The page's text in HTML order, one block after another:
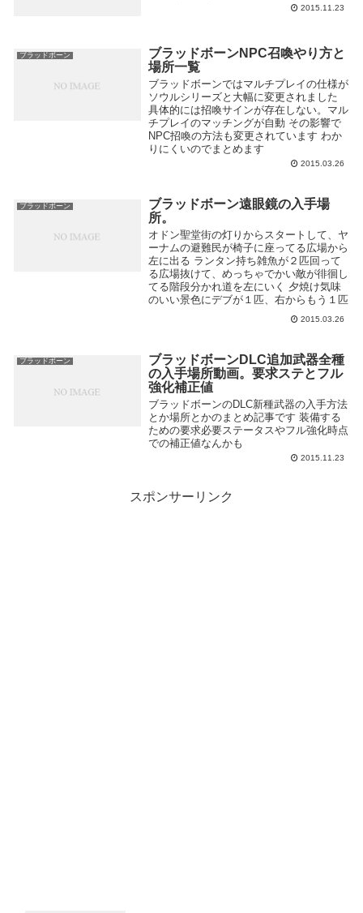
2015.11.23
ブラッドボーン
ブラッドボーンNPC召喚やり方と
場所一覧
ブラッドボーンではマルチプレイの仕様が
ソウルシリーズと大幅に変更されました
具体的には招喚サインが存在しない。マル
チプレイのマッチングが自動 その影響で
NPC招喚の方法も変更されています わか
りにくいのでまとめます
2015.03.26
ブラッドボーン
ブラッドボーン遠眼鏡の入手場
所。
オドン聖堂街の灯りからスタートして、ヤ
ーナムの避難民が椅子に座ってる広場から
左に出る ランタン持ち雑魚が２匹回って
る広場抜けて、めっちゃでかい敵が徘徊し
てる階段分かれ道を左にいく 夕焼け気味
のいい景色にデブが１匹、右からもう１匹
2015.03.26
ブラッドボーン
ブラッドボーンDLC追加武器全種
の入手場所動画。要求ステとフル
強化補正値
ブラッドボーンのDLC新種武器の入手方法
とか場所とかのまとめ記事です 装備する
ための要求必要ステータスやフル強化時点
での補正値なんかも
2015.11.23
スポンサーリンク